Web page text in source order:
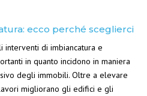
ecco perché sceglierci
interventi di imbiancatura e
in quanto incidono in maniera
degli immobili. Oltre a elevare
migliorano gli edifici e gli